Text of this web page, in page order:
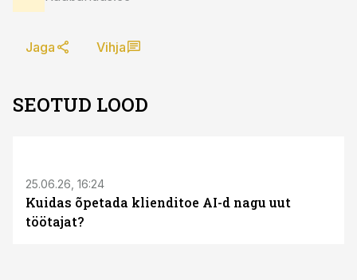
Jaga Vihja
SEOTUD LOOD
25.06.26, 16:24
Kuidas õpetada klienditoe AI-d nagu uut
töötajat?